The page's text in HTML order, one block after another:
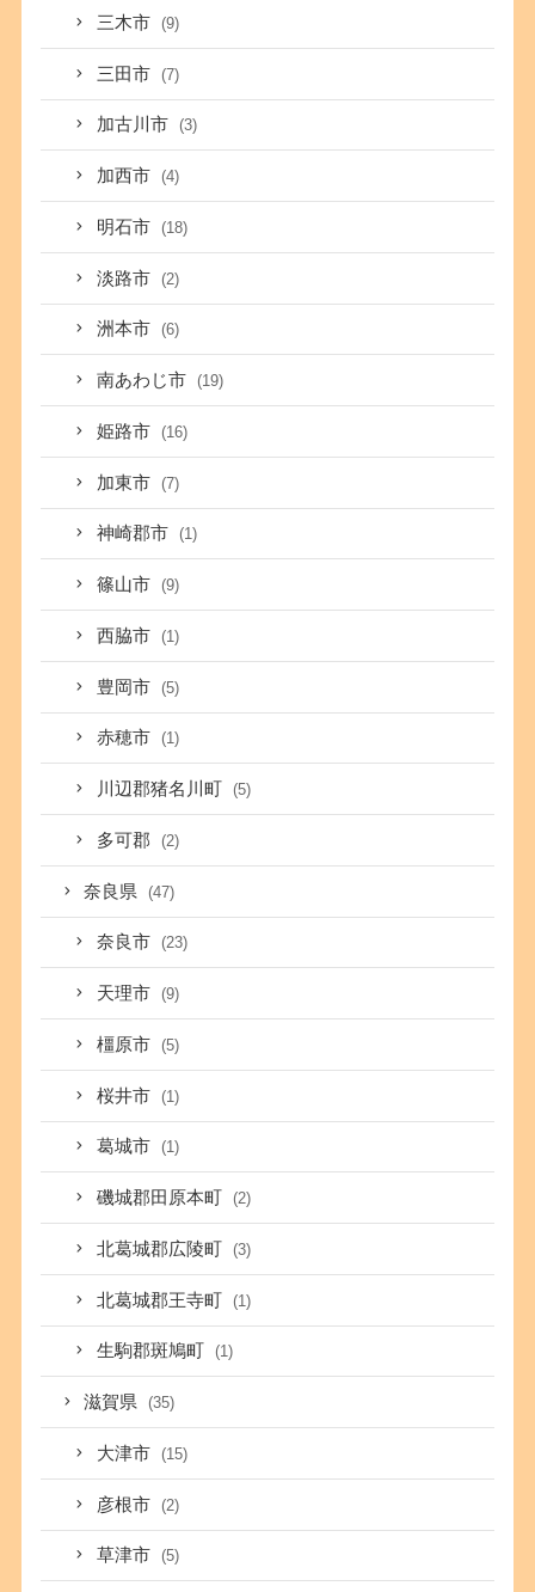
三木市 (9)
三田市 (7)
加古川市 (3)
加西市 (4)
明石市 (18)
淡路市 (2)
洲本市 (6)
南あわじ市 (19)
姫路市 (16)
加東市 (7)
神崎郡市 (1)
篠山市 (9)
西脇市 (1)
豊岡市 (5)
赤穂市 (1)
川辺郡猪名川町 (5)
多可郡 (2)
奈良県 (47)
奈良市 (23)
天理市 (9)
橿原市 (5)
桜井市 (1)
葛城市 (1)
磯城郡田原本町 (2)
北葛城郡広陵町 (3)
北葛城郡王寺町 (1)
生駒郡斑鳩町 (1)
滋賀県 (35)
大津市 (15)
彦根市 (2)
草津市 (5)